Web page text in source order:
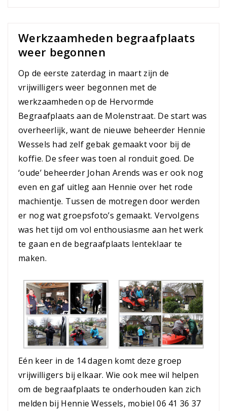
Werkzaamheden begraafplaats
weer begonnen
Op de eerste zaterdag in maart zijn de
vrijwilligers weer begonnen met de
werkzaamheden op de Hervormde
Begraafplaats aan de Molenstraat. De start was
overheerlijk, want de nieuwe beheerder Hennie
Wessels had zelf gebak gemaakt voor bij de
koffie. De sfeer was toen al ronduit goed. De
‘oude’ beheerder Johan Arends was er ook nog
even en gaf uitleg aan Hennie over het rode
machientje. Tussen de motregen door werden
er nog wat groepsfoto’s gemaakt. Vervolgens
was het tijd om vol enthousiasme aan het werk
te gaan en de begraafplaats lenteklaar te
maken.
Eén keer in de 14 dagen komt deze groep
vrijwilligers bij elkaar. Wie ook mee wil helpen
om de begraafplaats te onderhouden kan zich
melden bij Hennie Wessels, mobiel 06 41 36 37